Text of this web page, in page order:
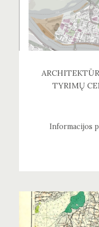
TYRIMŲ
Informacijos